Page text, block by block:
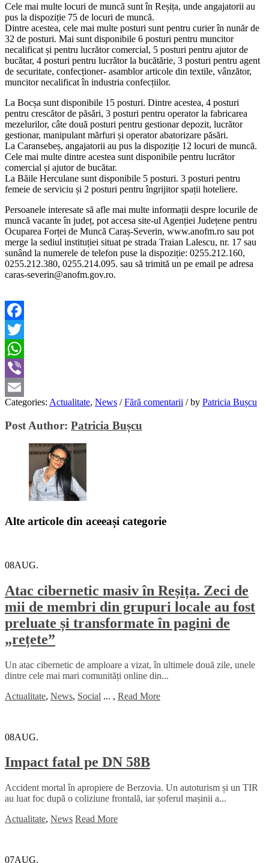
Cele mai multe locuri de muncă sunt în Reșița, unde angajatorii au
pus la dispoziție 75 de locuri de muncă.
Dintre acestea, cele mai multe posturi sunt pentru curier în nunăr de
32 de posturi. Mai sunt disponibile 6 posturi pentru muncitor
necalificat și pentru lucrător comercial, 5 posturi pentru ajutor de
bucătar, 4 posturi pentru lucrător la bucătărie, 3 posturi pentru agent
de securitate, confecționer- asamblor articole din textile, vânzător,
muncitor necalificat în industria confecțiilor.
La Bocșa sunt disponibile 15 posturi. Dintre acestea, 4 posturi
pentru crescător de păsări, 3 posturi pentru operator la fabricarea
mezelurilor, câte două posturi pentru gestionar depozit, lucrător
gestionar, manipulant mărfuri și operator abatorizare păsări.
La Caransebeș, angajatorii au pus la dispoziție 12 locuri de muncă.
Cele mai multe dintre acestea sunt disponibile pentru lucrător
comercial și ajutor de bucătar.
La Băile Herculane sunt disponibile 5 posturi. 3 posturi pentru
femeie de serviciu și 2 posturi pentru îngrijitor spații hoteliere.
Persoanele interesate să afle mai multe informații despre locurile de
muncă vacante în județ, pot accesa site-ul Agenției Județene pentru
Ocuparea Forței de Muncă Caraș-Severin, www.anofm.ro sau pot
merge la sediul instituției situat pe strada Traian Lalescu, nr. 17 sau
sunând la numerele de telefon puse la dispoziție: 0255.212.160,
0255.212.380, 0255.214.095. sau să trimită un pe email pe adresa
caras-severin@anofm.gov.ro.
Facebook
Twitter
WhatsApp
Viber
Email
Categories: Actualitate, News / Fără comentarii /by Patricia Bușcu
Post Author: Patricia Bușcu
Alte articole din aceeași categorie
08AUG.
Atac cibernetic masiv în Reșița. Zeci de
mii de membri din grupuri locale au fost
preluate și transformate în pagini de
„rețete”
Un atac cibernetic de amploare a vizat, în ultimele două zile, unele
dintre cele mai mari comunități online din...
Actualitate, News, Social ... , Read More
08AUG.
Impact fatal pe DN 58B
Accident mortal în apropiere de Berzovia. Un autoturism și un TIR
au luat foc după o coliziune frontală, iar șoferul mașinii a...
Actualitate, News Read More
07AUG.